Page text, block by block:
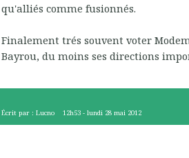
qu'alliés comme fusionnés.
Finalement trés souvent voter
Bayrou, du moins ses directions
Écrit par : Lucno 12h53 -lundi 28 mai 2012